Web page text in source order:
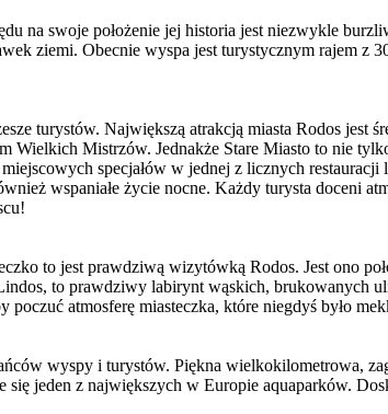
na swoje położenie jej historia jest niezwykle
ziemi. Obecnie wyspa jest turystycznym rajem z
turystów. Największą atrakcją miasta Rodos jest
Wielkich Mistrzów. Jednakże Stare Miasto to nie
specjałów w jednej z licznych
wspaniałe życie nocne. Każdy turysta doceni
to jest prawdziwą wizytówką Rodos. Jest ono
to prawdziwy labirynt wąskich, brukowanych
atmosferę miasteczka, które niegdyś było
wyspy i turystów. Piękna wielkokilometrowa,
jeden z największych w Europie aquaparków.